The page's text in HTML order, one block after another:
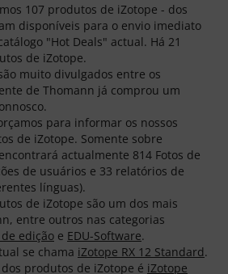
107 produtos de iZotope - dos
disponíveis para o envio imediato
"Hot Deals" actual. Há 21
de iZotope.
muito divulgados entre os
de Thomann já comprou um
para informar os nossos
de iZotope. Somente sobre
actualmente 814 Fotos de
de usuários e 33 relatórios de
línguas).
de iZotope são um dos mais
entre outros nas categorias
edição e EDU-Software.
se chama iZotope RX 12 Standard.
produtos de iZotope é iZotope